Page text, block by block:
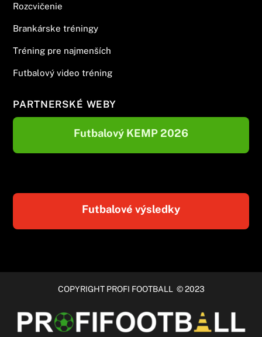
Rozcvičenie
Brankárske tréningy
Tréning pre najmenších
Futbalový video tréning
PARTNERSKÉ WEBY
Futbalový KEMP 2026
Futbalové výsledky
COPYRIGHT PROFI FOOTBALL © 2023